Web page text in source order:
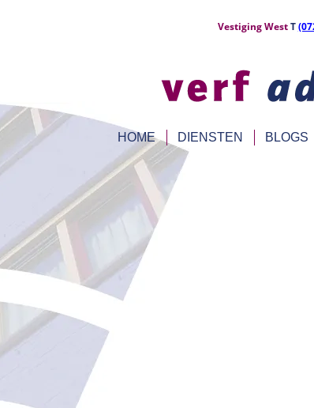
Vestiging WestT
HOME DIENSTEN BLOGS
Als u het onderhoud en schilderwerk van uw vastgoed
leverancier inschakelen? Welke functionele en
niet teveel betaalt?
Solide beleid
Als u het Verf Advies Centrum in de arm neemt, hoeft u zich
en solide beleid, waarmee u direct aan de slag kunt. Denk